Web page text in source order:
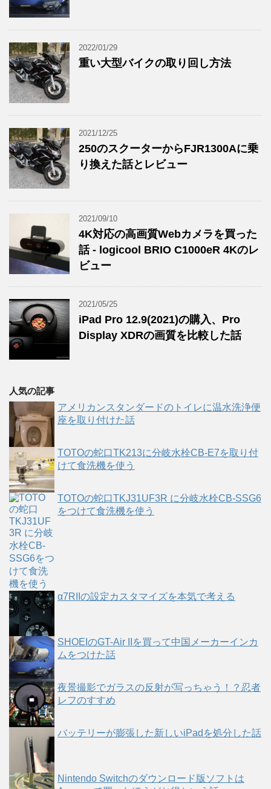
2022/01/29
重い大型バイクの取り回し方法
2021/12/25
250のスクーターからFJR1300Aに乗
り換えた話とレビュー
2021/09/10
4K対応の高画質Webカメラを買った
話 - logicool BRIO C1000eR 4Kのレ
ビュー
2021/05/25
iPad Pro 12.9(2021)の購入、Pro
Display XDRの画質を比較した話
人気の記事
アメリカンスタンダードのトイレに温水洗浄便
座を取り付けた話
TOTOの蛇口TK213に分岐水栓CB-E7を取り付
けて食洗機を使う
TOTOの蛇口TKJ31UF3R に分岐水栓CB-SSG6
をつけて食洗機を使う
α7RIIの設定カスタマイズを本気で考える
SHOEIのGT-Air IIを買って中国メーカーインカ
ムをつけた話
夜景撮影でガラスの反射が写っちゃう！？忍者
レフのすすめ
バッテリーが膨張した新しいiPadを処分した話
Nintendo Switchのダウンロード版ソフトは